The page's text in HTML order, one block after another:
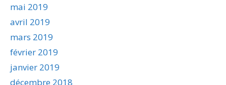
mai 2019
avril 2019
mars 2019
février 2019
janvier 2019
décembre 2018